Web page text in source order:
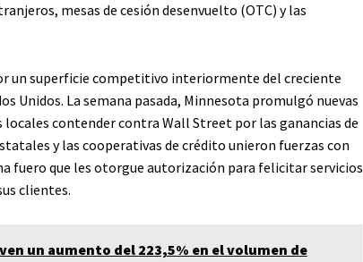
mesas de cesión desenvuelto (OTC) y las
un superficie competitivo interiormente del creciente
Unidos. La semana pasada, Minnesota promulgó nuevas
contender contra Wall Street por las ganancias de
y las cooperativas de crédito unieron fuerzas con
fuero que les otorgue autorización para felicitar servicios
clientes.
un aumento del 223,5% en el volumen de